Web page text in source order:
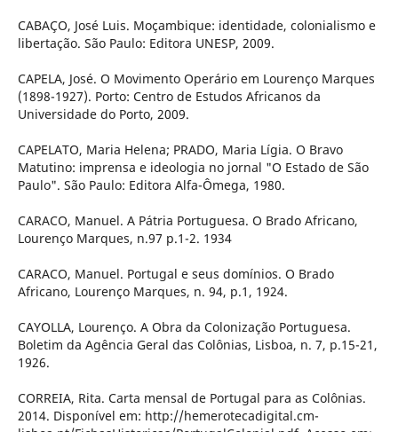
CABAÇO, José Luis. Moçambique: identidade, colonialismo e
libertação. São Paulo: Editora UNESP, 2009.
CAPELA, José. O Movimento Operário em Lourenço Marques
(1898-1927). Porto: Centro de Estudos Africanos da
Universidade do Porto, 2009.
CAPELATO, Maria Helena; PRADO, Maria Lígia. O Bravo
Matutino: imprensa e ideologia no jornal "O Estado de São
Paulo". São Paulo: Editora Alfa-Ômega, 1980.
CARACO, Manuel. A Pátria Portuguesa. O Brado Africano,
Lourenço Marques, n.97 p.1-2. 1934
CARACO, Manuel. Portugal e seus domínios. O Brado
Africano, Lourenço Marques, n. 94, p.1, 1924.
CAYOLLA, Lourenço. A Obra da Colonização Portuguesa.
Boletim da Agência Geral das Colônias, Lisboa, n. 7, p.15-21,
1926.
CORREIA, Rita. Carta mensal de Portugal para as Colônias.
2014. Disponível em: http://hemerotecadigital.cm-